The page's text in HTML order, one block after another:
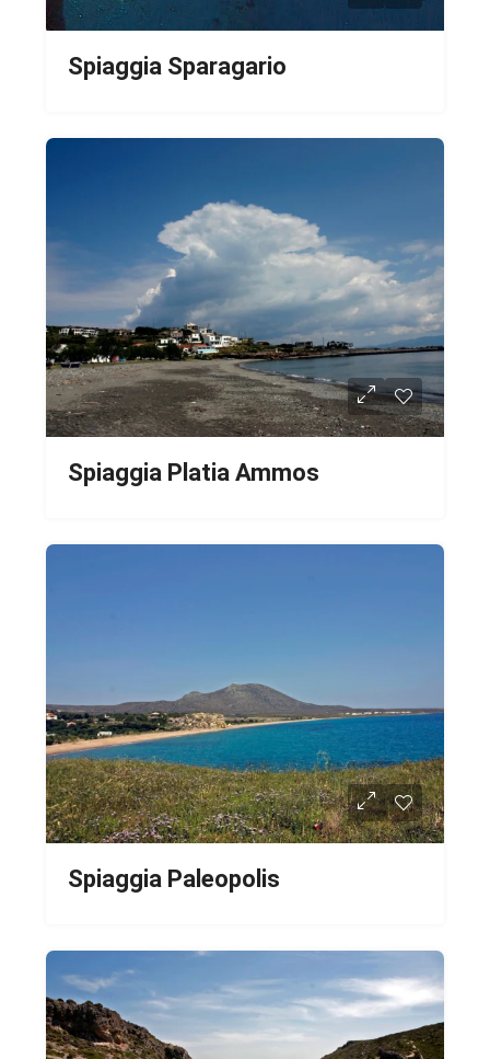
Spiaggia Sparagario
Spiaggia Platia Ammos
Spiaggia Paleopolis